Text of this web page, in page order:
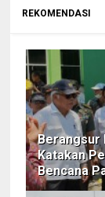
REKOMENDASI
Berangsur
Katakan
Bencana